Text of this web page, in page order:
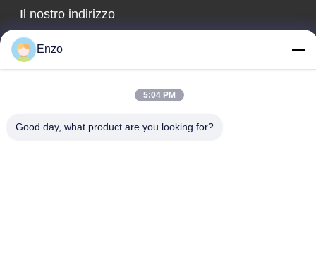
Il nostro indirizzo
Indirizzo aziendale
N. 599, Zhangbei Road, contea di Huantai, città di Zibo,
Indirizzo della fabbrica
N. 553, Zhangbei Road, contea di Huantai, città di Zibo,
Enzo
5:04 PM
Good day, what product are you looking for?